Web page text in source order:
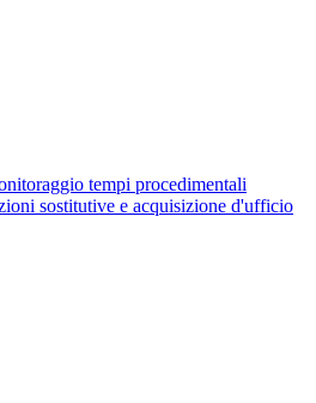
tempi procedimentali
sostitutive e acquisizione d'ufficio